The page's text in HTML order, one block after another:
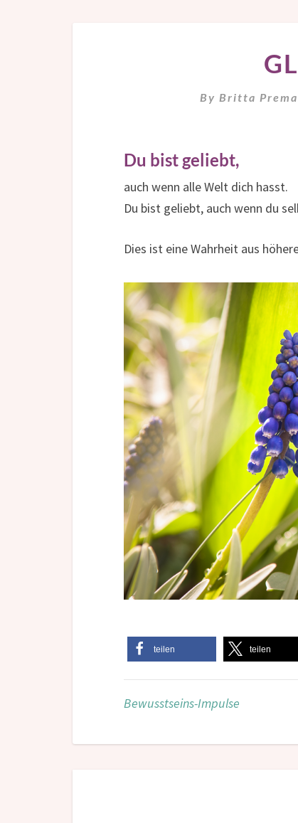
By Britta
Du bist geliebt,
auch wenn alle Welt dich hasst.
Du bist geliebt, auch wenn du
Dies ist eine Wahrheit aus
teilen teilen
Bewusstseins-Impulse